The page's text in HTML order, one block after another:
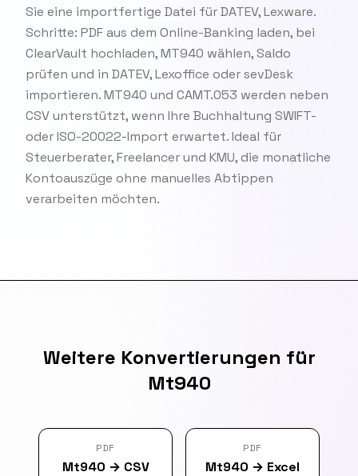
Sie eine importfertige Datei für DATEV, Lexware.
Schritte: PDF aus dem Online-Banking laden, bei
ClearVault hochladen, MT940 wählen, Saldo
prüfen und in DATEV, Lexoffice oder sevDesk
importieren. MT940 und CAMT.053 werden neben
CSV unterstützt, wenn Ihre Buchhaltung SWIFT-
oder ISO-20022-Import erwartet. Ideal für
Steuerberater, Freelancer und KMU, die monatliche
Kontoauszüge ohne manuelles Abtippen
verarbeiten möchten.
Weitere Konvertierungen für
Mt940
PDF
Mt940 → CSV
PDF
Mt940 → Excel